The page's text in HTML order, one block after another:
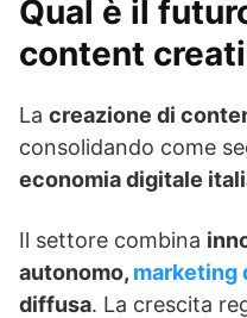
Qual è il
content
La creazione di
consolidando come
economia digitale
Il settore combina
autonomo, marketing
diffusa. La crescita